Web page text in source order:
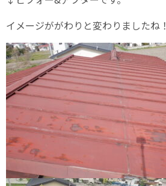
イメージががわりと変わりましたね！